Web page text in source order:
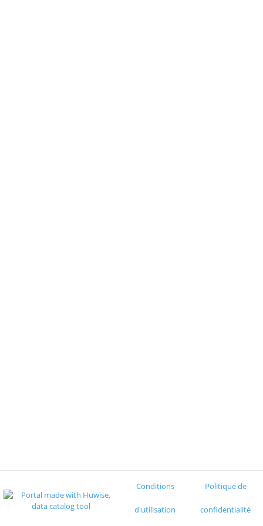
Conditions
d'utilisation
Politique de
confidentialité